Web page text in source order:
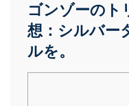
ゴンゾーのト
想：シルバー
ルを。